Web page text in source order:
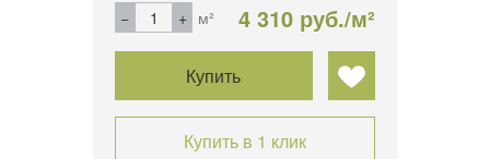
м²
4 310 руб./м²
Купить
Купить в 1 клик